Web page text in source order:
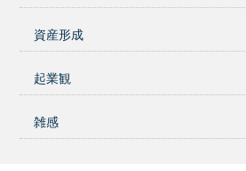
資産形成
起業観
雑感